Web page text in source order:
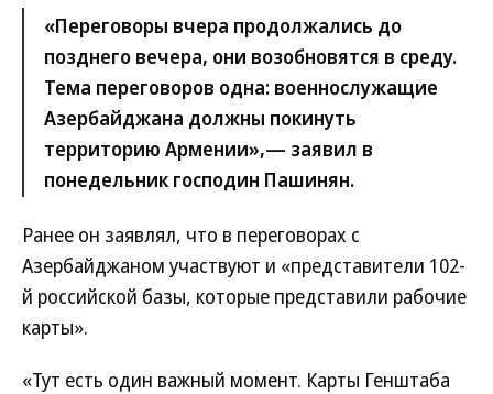
«Переговоры вчера продолжались до
позднего вечера, они возобновятся в среду.
Тема переговоров одна: военнослужащие
Азербайджана должны покинуть
территорию Армении»,— заявил в
понедельник господин Пашинян.
Ранее он заявлял, что в переговорах с
Азербайджаном участвуют и «представители 102-
й российской базы, которые представили рабочие
карты».
«Тут есть один важный момент. Карты Генштаба